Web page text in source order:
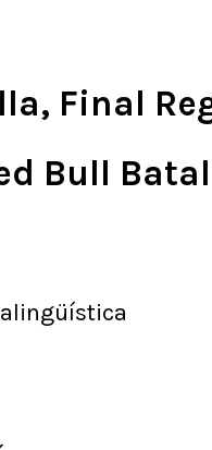
Final
Bull